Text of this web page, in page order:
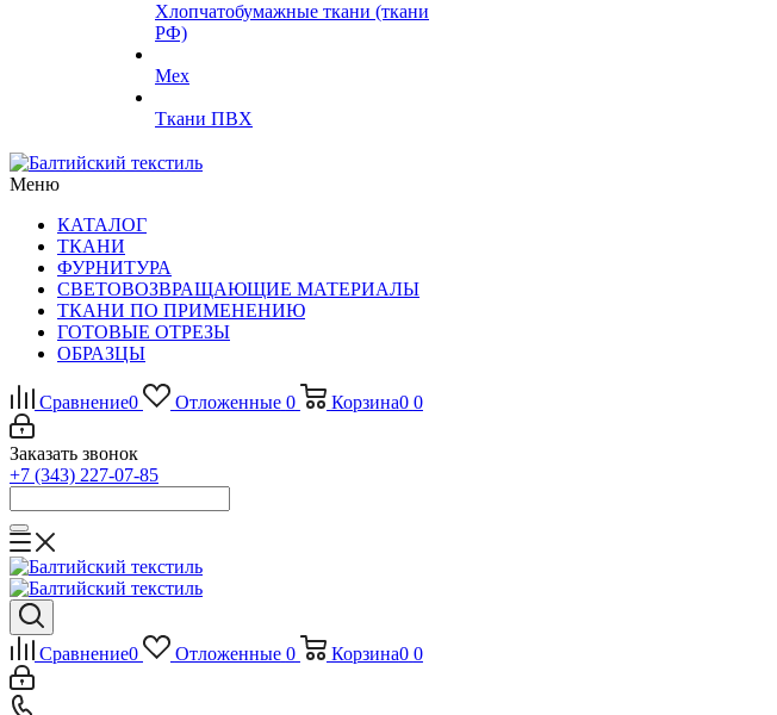
Хлопчатобумажные ткани (ткани
РФ)
Мех
Ткани ПВХ
Меню
КАТАЛОГ
ТКАНИ
ФУРНИТУРА
СВЕТОВОЗВРАЩАЮЩИЕ МАТЕРИАЛЫ
ТКАНИ ПО ПРИМЕНЕНИЮ
ГОТОВЫЕ ОТРЕЗЫ
ОБРАЗЦЫ
Сравнение0 Отложенные 0 Корзина0 0
Заказать звонок
+7 (343) 227-07-85
Сравнение0 Отложенные 0 Корзина0 0